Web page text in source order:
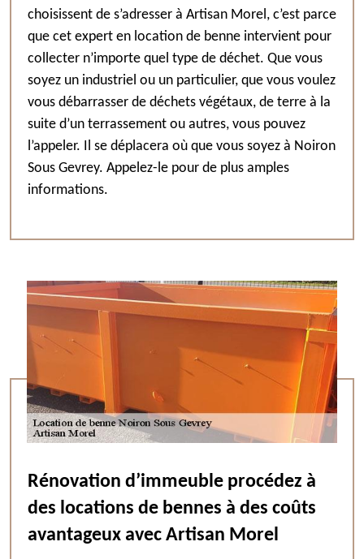
choisissent de s’adresser à Artisan Morel, c’est parce
que cet expert en location de benne intervient pour
collecter n’importe quel type de déchet. Que vous
soyez un industriel ou un particulier, que vous voulez
vous débarrasser de déchets végétaux, de terre à la
suite d’un terrassement ou autres, vous pouvez
l’appeler. Il se déplacera où que vous soyez à Noiron
Sous Gevrey. Appelez-le pour de plus amples
informations.
Rénovation d’immeuble procédez à
des locations de bennes à des coûts
avantageux avec Artisan Morel